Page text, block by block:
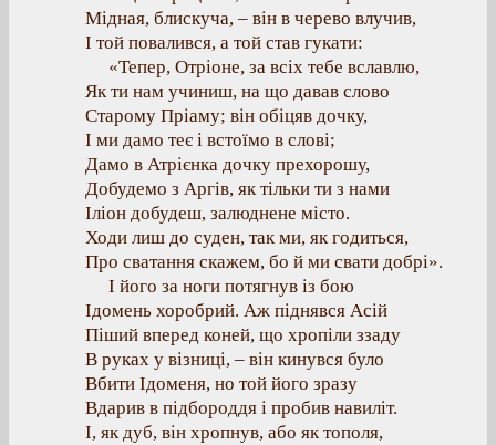
Мідная, блискуча, – він в черево влучив,
І той повалився, а той став гукати:
«Тепер, Отріоне, за всіх тебе вславлю,
Як ти нам учиниш, на що давав слово
Старому Пріаму; він обіцяв дочку,
І ми дамо теє і встоїмо в слові;
Дамо в Атрієнка дочку прехорошу,
Добудемо з Аргів, як тільки ти з нами
Іліон добудеш, залюднене місто.
Ходи лиш до суден, так ми, як годиться,
Про сватання скажем, бо й ми свати добрі».
І його за ноги потягнув із бою
Ідомень хоробрий. Аж піднявся Асій
Піший вперед коней, що хропіли ззаду
В руках у візниці, – він кинувся було
Вбити Ідоменя, но той його зразу
Вдарив в підбороддя і пробив навиліт.
І, як дуб, він хропнув, або як тополя,